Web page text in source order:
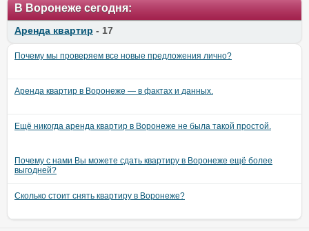
В Воронеже сегодня:
Аренда квартир - 17
Почему мы проверяем все новые предложения лично?
Аренда квартир в Воронеже — в фактах и данных.
Ещё никогда аренда квартир в Воронеже не была такой простой.
Почему с нами Вы можете сдать квартиру в Воронеже ещё более
выгодней?
Сколько стоит снять квартиру в Воронеже?